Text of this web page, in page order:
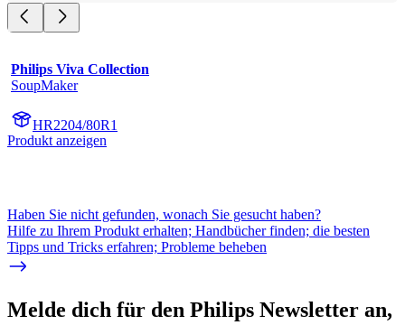
Philips Viva Collection
SoupMaker
HR2204/80R1
Produkt anzeigen
Haben Sie nicht gefunden, wonach Sie gesucht haben?
Hilfe zu Ihrem Produkt erhalten; Handbücher finden; die besten
Tipps und Tricks erfahren; Probleme beheben
Melde dich für den Philips Newsletter an,